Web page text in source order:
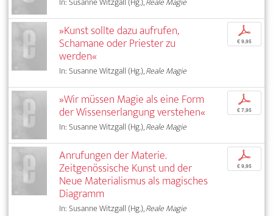
»Kunst sollte dazu aufrufen,
Schamane oder Priester zu
werden«
In: Susanne Witzgall (Hg.),Reale Magie
p
€ 9,95
»Wir müssen Magie als eine Form
der Wissenserlangung verstehen«
In: Susanne Witzgall (Hg.),Reale Magie
p
€ 7,95
Anrufungen der Materie.
Zeitgenössische Kunst und der
Neue Materialismus als magisches
Diagramm
In: Susanne Witzgall (Hg.),Reale Magie
p
€ 9,95